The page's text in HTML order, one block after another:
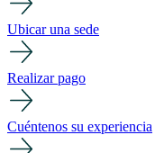
Ubicar una sede
Realizar pago
Cuéntenos su experiencia